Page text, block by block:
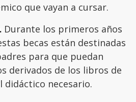
que vayan a cursar.
Durante los primeros años
becas están destinadas
para que puedan
derivados de los libros de
necesario.